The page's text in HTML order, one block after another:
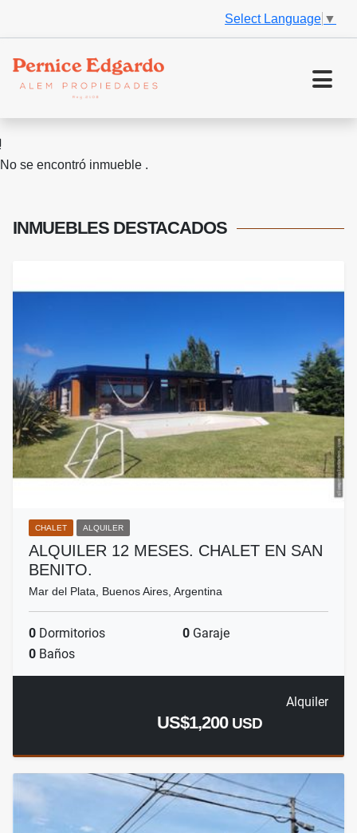
Select Language ▼
No se encontró inmueble .
INMUEBLES DESTACADOS
CHALET ALQUILER
ALQUILER 12 MESES. CHALET EN SAN
BENITO.
Mar del Plata, Buenos Aires, Argentina
0 Dormitorios 0 Garaje
0 Baños
Alquiler
US$1,200 USD